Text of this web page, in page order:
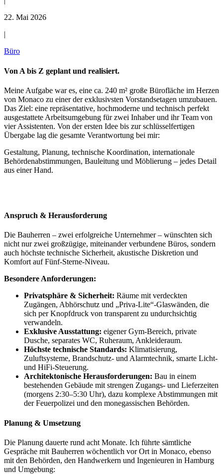
22. Mai 2026
|
Büro
Von A bis Z geplant und realisiert.
Meine Aufgabe war es, eine ca. 240 m² große Bürofläche im Herzen
von Monaco zu einer der exklusivsten Vorstandsetagen umzubauen.
Das Ziel: eine repräsentative, hochmoderne und technisch perfekt
ausgestattete Arbeitsumgebung für zwei Inhaber und ihr Team von
vier Assistenten. Von der ersten Idee bis zur schlüsselfertigen
Übergabe lag die gesamte Verantwortung bei mir:
Gestaltung, Planung, technische Koordination, internationale
Behördenabstimmungen, Bauleitung und Möblierung – jedes Detail
aus einer Hand.
Anspruch & Herausforderung
Die Bauherren – zwei erfolgreiche Unternehmer – wünschten sich
nicht nur zwei großzügige, miteinander verbundene Büros, sondern
auch höchste technische Sicherheit, akustische Diskretion und
Komfort auf Fünf-Sterne-Niveau.
Besondere Anforderungen:
Privatsphäre & Sicherheit: Räume mit verdeckten
Zugängen, Abhörschutz und „Priva-Lite“-Glaswänden, die
sich per Knopfdruck von transparent zu undurchsichtig
verwandeln.
Exklusive Ausstattung: eigener Gym-Bereich, private
Dusche, separates WC, Ruheraum, Ankleideraum.
Höchste technische Standards: Klimatisierung,
Zuluftsysteme, Brandschutz- und Alarmtechnik, smarte Licht-
und HiFi-Steuerung.
Architektonische Herausforderungen: Bau in einem
bestehenden Gebäude mit strengen Zugangs- und Lieferzeiten
(morgens 2:30–5:30 Uhr), dazu komplexe Abstimmungen mit
der Feuerpolizei und den monegassischen Behörden.
Planung & Umsetzung
Die Planung dauerte rund acht Monate. Ich führte sämtliche
Gespräche mit Bauherren wöchentlich vor Ort in Monaco, ebenso
mit den Behörden, den Handwerkern und Ingenieuren in Hamburg
und Umgebung: